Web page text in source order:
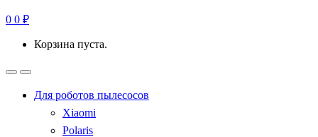
0 0 ₽
Корзина пуста.
Для роботов пылесосов
Xiaomi
Polaris